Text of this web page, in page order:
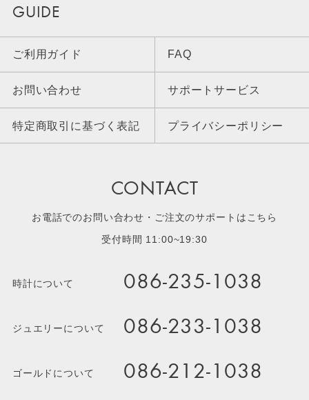
GUIDE
ご利用ガイド FAQ
お問い合わせ サポートサービス
特定商取引に基づく表記 プライバシーポリシー
CONTACT
お電話でのお問い合わせ・ご注文のサポートはこちら
受付時間 11:00~19:30
時計について 086-235-1038
ジュエリーについて 086-233-1038
ゴールドについて 086-212-1038